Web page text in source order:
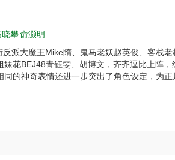
晓攀俞灏明
派大魔王Mike隋、鬼马老妖赵英俊、客栈
花BEJ48青钰雯、胡博文，齐齐逗比上阵，
的神奇表情还进一步突出了角色设定，为正